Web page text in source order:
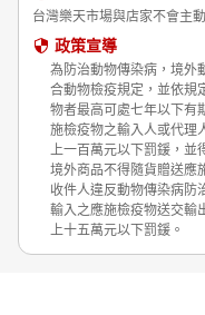
台灣樂天市場與店家不會主
政策宣導
為防治動物傳染病，境外
合動物檢疫規定，並依規
物者最高可處七年以下有
施檢疫物之輸入人或代理
上一百萬元以下罰鍰，並
境外商品不得隨貨贈送應
收件人違反動物傳染病防
輸入之應施檢疫物送交輸
上十五萬元以下罰鍰。